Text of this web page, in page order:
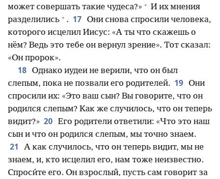
может совершать такие чудеса?» + И их мнения
разделились + . 17 Они снова спросили человека,
которого исцелил Иисус: «А ты что скажешь о
нём? Ведь это тебе он вернул зрение». Тот сказал:
«Он пророк».
18 Однако иудеи не верили, что он был
слепым, пока не позвали его родителей. 19 Они
спросили их: «Это ваш сын? Вы говорите, что он
родился слепым? Как же случилось, что он теперь
видит?» 20 Его родители ответили: «Что это наш
сын и что он родился слепым, мы точно знаем.
21
А как случилось, что он теперь видит, мы не
знаем, и, кто исцелил его, нам тоже неизвестно.
Спроси́те его. Он взрослый, пусть сам говорит за